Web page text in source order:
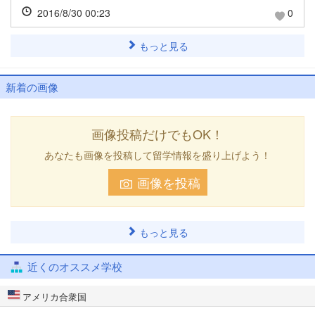
2016/8/30 00:23
0
もっと見る
新着の画像
画像投稿だけでもOK！
あなたも画像を投稿して留学情報を盛り上げよう！
画像を投稿
もっと見る
近くのオススメ学校
アメリカ合衆国